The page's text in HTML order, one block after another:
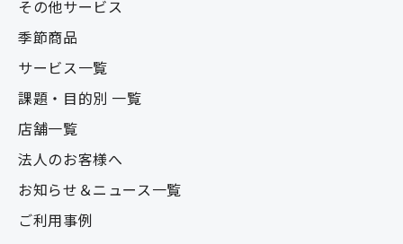
その他サービス
季節商品
サービス一覧
課題・目的別 一覧
店舗一覧
法人のお客様へ
お知らせ＆ニュース一覧
ご利用事例